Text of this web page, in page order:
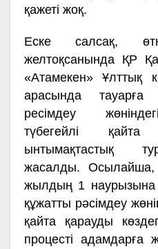
қажеті жоқ.
Еске салсақ,
желтоқсанында ҚР
«Атамекен» Ұлттық
арасында тауарға
ресімдеу
түбегейлі
ынтымақтастық
жасалды. Осылайша,
жылдың 1 наурызына
құжатты рәсімдеу
қайта қарауды
процесті адамдарға